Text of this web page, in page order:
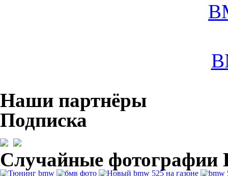
Наши партнёры
Подписка
Случайные фотографии